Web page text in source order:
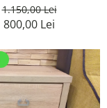
1.150,00 Lei
800,00 Lei